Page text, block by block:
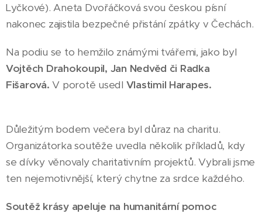
Lyčkové). Aneta Dvořáčková svou českou písní
nakonec zajistila bezpečné přistání zpátky v Čechách.
Na podiu se to hemžilo známými tvářemi, jako byl
Vojtěch Drahokoupil, Jan Nedvěd či Radka
Fišarová. V porotě usedl Vlastimil Harapes.
Důležitým bodem večera byl důraz na charitu.
Organizátorka soutěže uvedla několik příkladů, kdy
se dívky věnovaly charitativním projektů. Vybrali jsme
ten nejemotivnější, který chytne za srdce každého.
Soutěž krásy apeluje na humanitární pomoc